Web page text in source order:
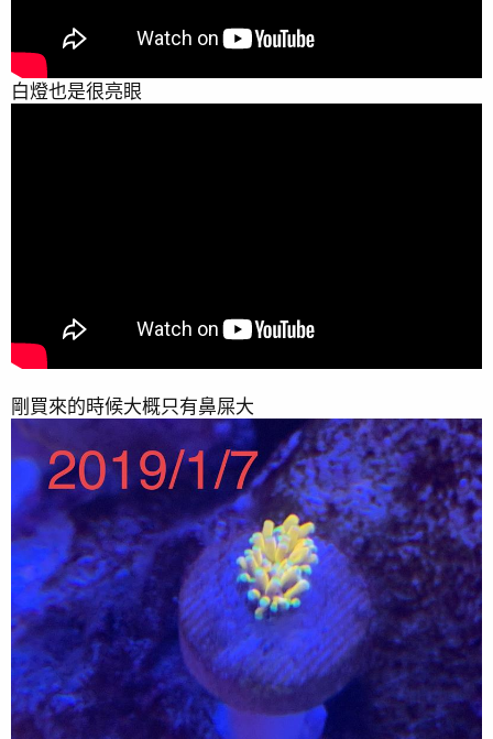
2019/12/23全景 p.4 41樓有做珊瑚紀錄
2019/11/1 測試新濾鏡拍攝 #36F
https://www.ph84.idv.tw/forum/threads/344314/post-
3550944
2019/7/3
白燈也是很亮眼
剛買來的時候大概只有鼻屎大